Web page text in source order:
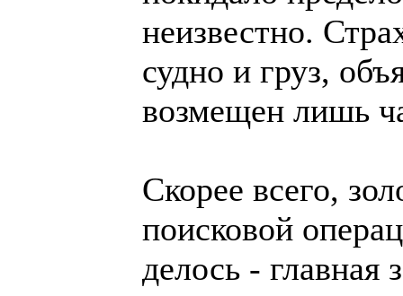
неизвестно.
судно и груз,
возмещен лишь
Скорее всего,
поисковой
делось - главная